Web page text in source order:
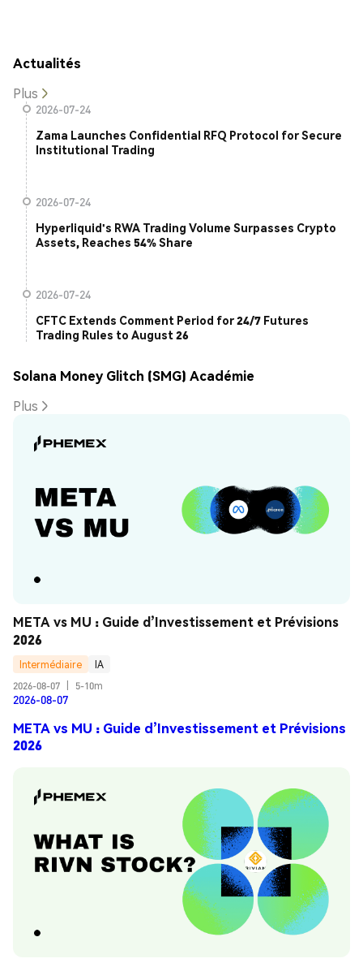
Actualités
Plus
2026-07-24
Zama Launches Confidential RFQ Protocol for Secure
Institutional Trading
2026-07-24
Hyperliquid's RWA Trading Volume Surpasses Crypto
Assets, Reaches 54% Share
2026-07-24
CFTC Extends Comment Period for 24/7 Futures
Trading Rules to August 26
Solana Money Glitch (SMG) Académie
Plus
META vs MU : Guide d’Investissement et Prévisions
2026
Intermédiaire
IA
2026-08-07
5-10m
2026-08-07
META vs MU : Guide d’Investissement et Prévisions
2026